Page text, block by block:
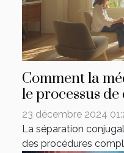
Comment la
le processus
23 décembre 2024
La séparation
des procédures